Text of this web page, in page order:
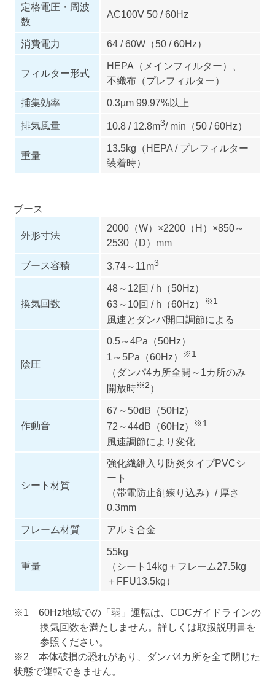
定格電圧・周波
数
AC100V 50 / 60Hz
消費電力 64 / 60W（50 / 60Hz）
フィルター形式
HEPA（メインフィルター）、
不織布（プレフィルター）
捕集効率
0.3µm 99.97%以上
排気風量 10.8 / 12.8m3/ min（50 / 60Hz）
重量
13.5kg（HEPA / プレフィルター
装着時）
ブース
外形寸法
2000（W）×2200（H）×850～
2530（D）mm
ブース容積 3.74～11m3
換気回数
48～12回 / h（50Hz）
63～10回 / h（60Hz）
※1
風速とダンパ開口調節による
陰圧
0.5～4Pa（50Hz）
1～5Pa（60Hz）
※1
（ダンパ4カ所全開～1カ所のみ
開放時※2 ）
作動音
67～50dB（50Hz）
72～44dB（60Hz）
※1
風速調節により変化
シート材質
強化繊維入り防炎タイプPVCシ
ート
（帯電防止剤練り込み）/ 厚さ
0.3mm
フレーム材質
アルミ合金
重量
55kg
（シート14kg＋フレーム27.5kg
＋FFU13.5kg）
※1 60Hz地域での「弱」運転は、CDCガイドラインの
換気回数を満たしません。詳しくは取扱説明書を
参照ください。
※2 本体破損の恐れがあり、ダンパ4カ所を全て閉じた
状態で運転できません。